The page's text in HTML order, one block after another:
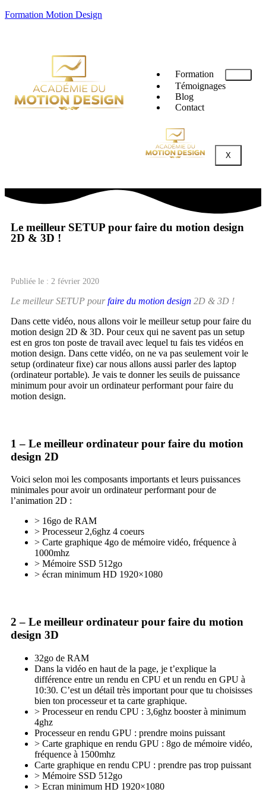
Formation Motion Design
Formation
Témoignages
Blog
Contact
X
Le meilleur SETUP pour faire du motion design
2D & 3D !
Publiée le : 2 février 2020
Le meilleur SETUP pourfaire du motion design 2D & 3D !
Dans cette vidéo, nous allons voir le meilleur setup pour faire du
motion design 2D & 3D. Pour ceux qui ne savent pas un setup
est en gros ton poste de travail avec lequel tu fais tes vidéos en
motion design. Dans cette vidéo, on ne va pas seulement voir le
setup (ordinateur fixe) car nous allons aussi parler des laptop
(ordinateur portable). Je vais te donner les seuils de puissance
minimum pour avoir un ordinateur performant pour faire du
motion design.
1 – Le meilleur ordinateur pour faire du motion
design 2D
Voici selon moi les composants importants et leurs puissances
minimales pour avoir un ordinateur performant pour de
l’animation 2D :
> 16go de RAM
> Processeur 2,6ghz 4 coeurs
> Carte graphique 4go de mémoire vidéo, fréquence à
1000mhz
> Mémoire SSD 512go
> écran minimum HD 1920×1080
2 – Le meilleur ordinateur pour faire du motion
design 3D
32go de RAM
Dans la vidéo en haut de la page, je t’explique la
différence entre un rendu en CPU et un rendu en GPU à
10:30. C’est un détail très important pour que tu choisisses
bien ton processeur et ta carte graphique.
> Processeur en rendu CPU : 3,6ghz booster à minimum
4ghz
Processeur en rendu GPU : prendre moins puissant
> Carte graphique en rendu GPU : 8go de mémoire vidéo,
fréquence à 1500mhz
Carte graphique en rendu CPU : prendre pas trop puissant
> Mémoire SSD 512go
> Ecran minimum HD 1920×1080